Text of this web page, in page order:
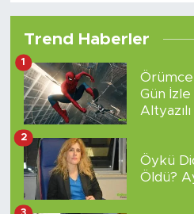
Trend Haberler
Gün
Altyazılı
1
Öykü
Öldü?
2